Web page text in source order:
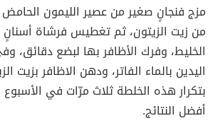
مزج فنجانٍ صغير من عصير الليمون
من زيت الزيتون، ثم تغطيس فرشاة
الخليط، وفرك الأظافر بها لبضع دقائق،
اليدين بالماء الفاتر، ودهن الاظافر بزيت
بتكرار هذه الخلطة ثلاث مرّات في
أفضل النتائج.